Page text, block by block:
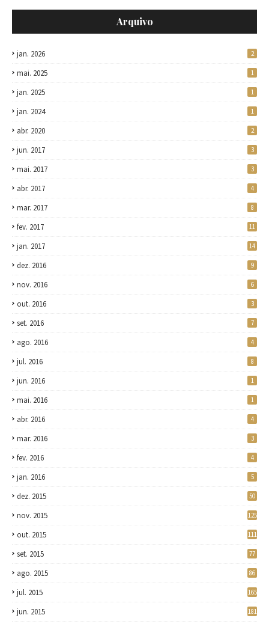
Arquivo
jan. 2026 2
mai. 2025 1
jan. 2025 1
jan. 2024 1
abr. 2020 2
jun. 2017 3
mai. 2017 3
abr. 2017 4
mar. 2017 8
fev. 2017 11
jan. 2017 14
dez. 2016 9
nov. 2016 6
out. 2016 3
set. 2016 7
ago. 2016 4
jul. 2016 8
jun. 2016 1
mai. 2016 1
abr. 2016 4
mar. 2016 3
fev. 2016 4
jan. 2016 5
dez. 2015 50
nov. 2015 125
out. 2015 111
set. 2015 77
ago. 2015 86
jul. 2015 165
jun. 2015 181